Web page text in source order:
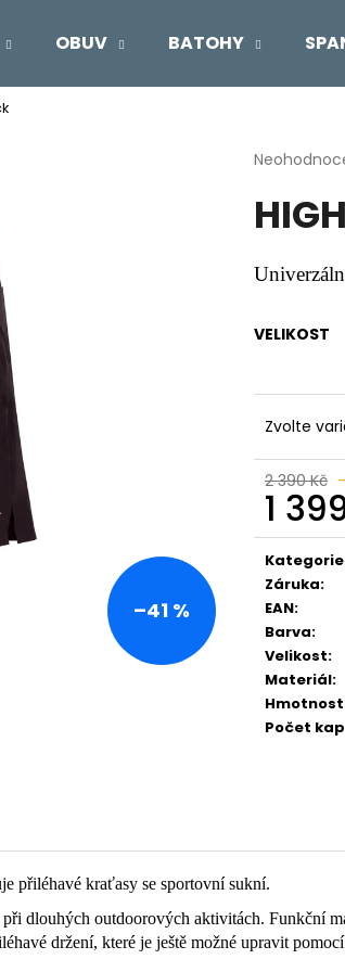
OBUV BATOHY
Průměrné
produktu
je
z
5
VELIKOST
Zvolte
2 390 Kč
1
Měrná
cena:
Kategorie
Záruka:
EAN:
Barva:
Velikost:
Materiál:
Hmotnost
Počet
–41 %
přiléhavé kraťasy se sportovní sukní.
dlouhých outdoorových aktivitách. Funkční
držení, které je ještě možné upravit